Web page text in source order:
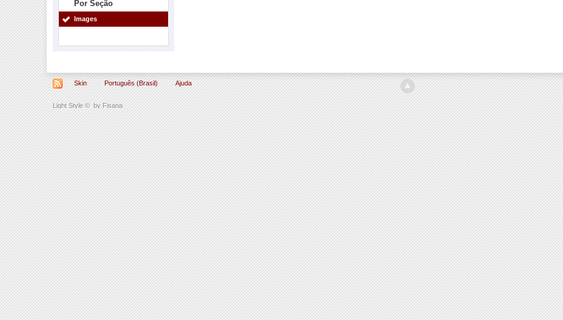
Light Style © by Fisana
Por Seção
Images
Skin Português (Brasil) Ajuda